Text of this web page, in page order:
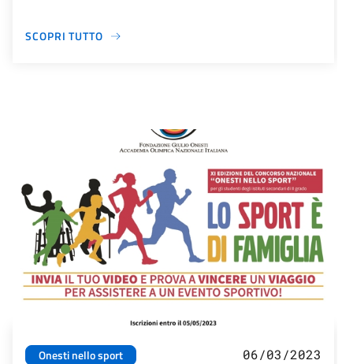
SCOPRI TUTTO
Onesti nello sport 06/03/2023